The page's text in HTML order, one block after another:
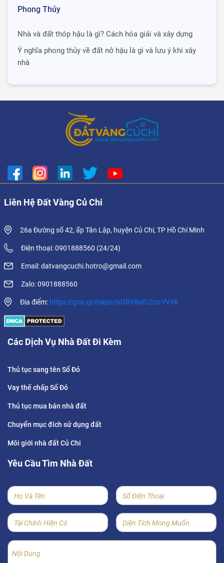
Phong Thủy
Nhà và đất thóp hậu là gì? Cách hóa giải và xây dựng
Ý nghĩa phong thủy về đất nở hậu là gì và lưu ý khi xây
nhà
Liên Hệ Đất Vàng Củ Chi
26a Đường số 42, ấp Tân Lập, huyện Củ Chi, TP Hồ Chí Minh
Điện thoại: 0901888560 (24/24)
Email: datvangcuchi.hotro@gmail.com
Zalo: 0901888560
Địa điểm: https://goo.gl/maps/iyGRY8oKrZrzrYVY8
Các Dịch Vụ Nhà Đất Đi Kèm
Thủ tục sang tên Sổ Đỏ
Vay thế chấp Sổ Đỏ
Thủ tục mua bán nhà đất
Chuyển mục đích sử dụng đất
Môi giới nhà đất Củ Chi
Yêu Cầu Tìm Nhà Đất